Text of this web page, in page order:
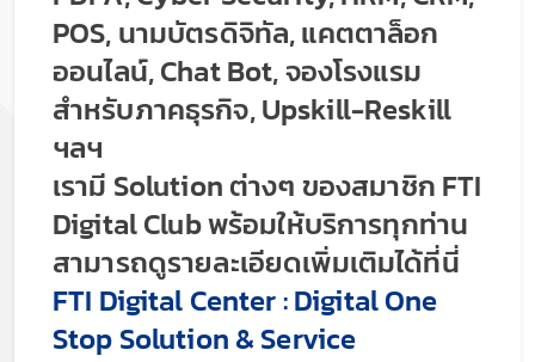
POS, นามบัตรดิจิทัล, แคตตาล็อก
ออนไลน์, Chat Bot, จองโรงแรม
สำหรับภาคธุรกิจ, Upskill-Reskill
ฯลฯ
เรามี Solution ต่างๆ ของสมาชิก FTI
Digital Club พร้อมให้บริการทุกท่าน
สามารถดูรายละเอียดเพิ่มเติมได้ที่นี่
FTI Digital Center : Digital One
Stop Solution & Service